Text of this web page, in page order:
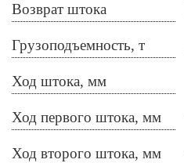
Возврат штока
Грузоподъемность, т
Ход штока, мм
Ход первого штока, мм
Ход второго штока, мм